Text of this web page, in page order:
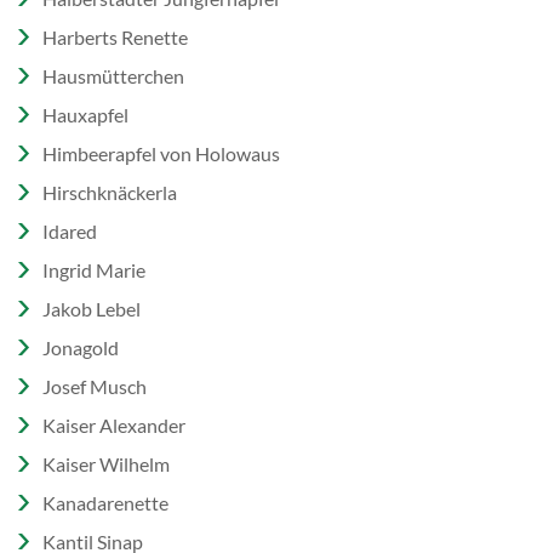
Harberts Renette
Hausmütterchen
Hauxapfel
Himbeerapfel von Holowaus
Hirschknäckerla
Idared
Ingrid Marie
Jakob Lebel
Jonagold
Josef Musch
Kaiser Alexander
Kaiser Wilhelm
Kanadarenette
Kantil Sinap